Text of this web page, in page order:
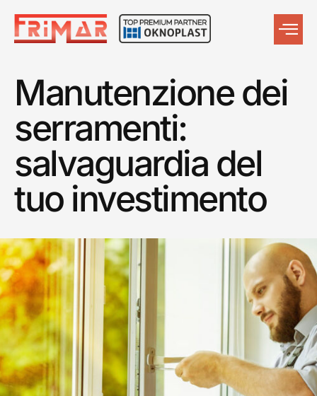
Manutenzione dei
serramenti:
salvaguardia del
tuo investimento